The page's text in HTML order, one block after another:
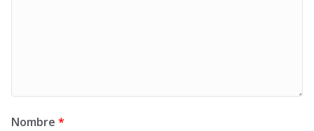
Nombre *